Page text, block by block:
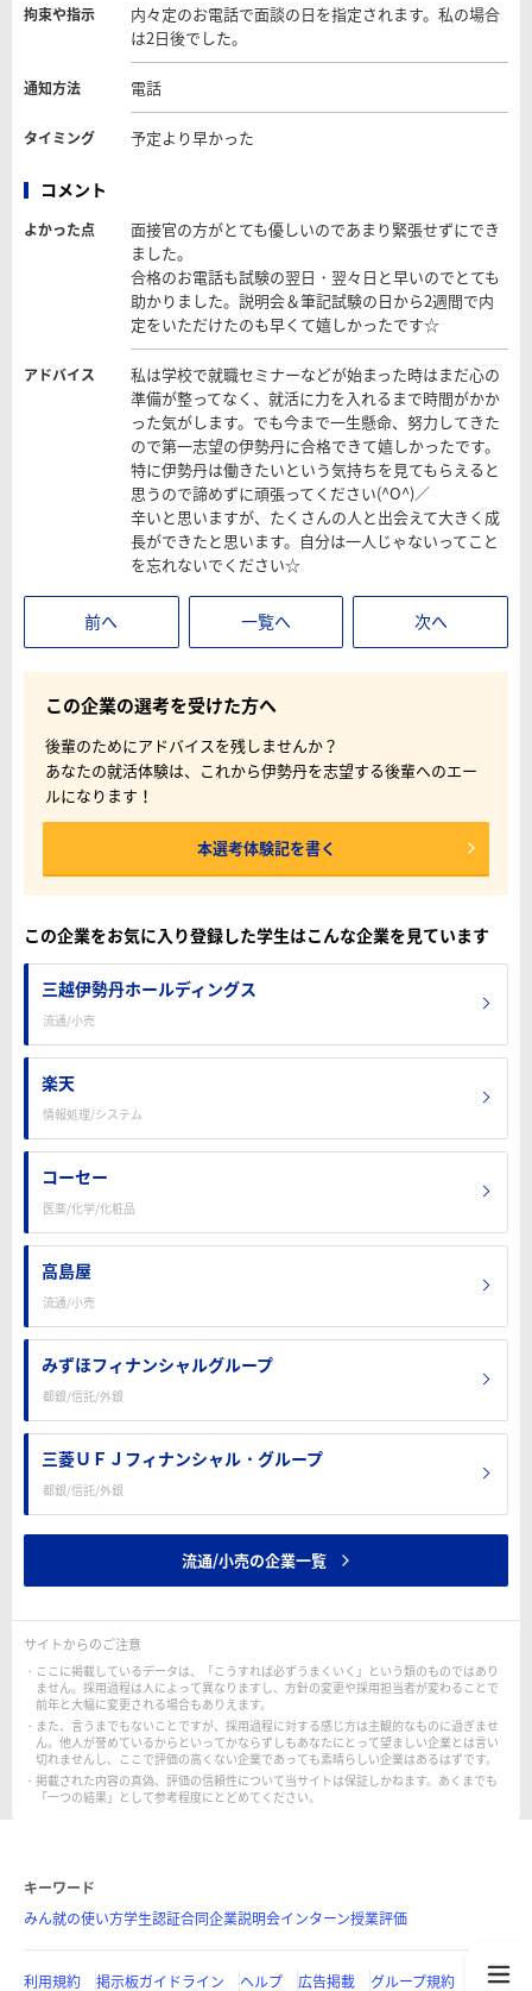
拘束や指示
内々定のお電話で面談の日を指定されます。私の場合
は2日後でした。
通知方法 電話
タイミング 予定より早かった
コメント
よかった点
面接官の方がとても優しいのであまり緊張せずにでき
ました。
合格のお電話も試験の翌日・翌々日と早いのでとても
助かりました。説明会＆筆記試験の日から2週間で内
定をいただけたのも早くて嬉しかったです☆
アドバイス
私は学校で就職セミナーなどが始まった時はまだ心の
準備が整ってなく、就活に力を入れるまで時間がかか
った気がします。でも今まで一生懸命、努力してきた
ので第一志望の伊勢丹に合格できて嬉しかったです。
特に伊勢丹は働きたいという気持ちを見てもらえると
思うので諦めずに頑張ってください(^O^)／
辛いと思いますが、たくさんの人と出会えて大きく成
長ができたと思います。自分は一人じゃないってこと
を忘れないでください☆
前へ 一覧へ 次へ
この企業の選考を受けた方へ
後輩のためにアドバイスを残しませんか？
あなたの就活体験は、これから伊勢丹を志望する後輩へのエー
ルになります！
本選考体験記を書く
この企業をお気に入り登録した学生はこんな企業を見ています
三越伊勢丹ホールディングス
流通/小売
楽天
情報処理/システム
コーセー
医薬/化学/化粧品
高島屋
流通/小売
みずほフィナンシャルグループ
都銀/信託/外銀
三菱ＵＦＪフィナンシャル・グループ
都銀/信託/外銀
流通/小売の企業一覧
サイトからのご注意
ここに掲載しているデータは、「こうすれば必ずうまくいく」という類のものではあり
ません。採用過程は人によって異なりますし、方針の変更や採用担当者が変わることで
前年と大幅に変更される場合もありえます。
また、言うまでもないことですが、採用過程に対する感じ方は主観的なものに過ぎませ
ん。他人が誉めているからといってかならずしもあなたにとって望ましい企業とは言い
切れませんし、ここで評価の高くない企業であっても素晴らしい企業はあるはずです。
掲載された内容の真偽、評価の信頼性について当サイトは保証しかねます。あくまでも
「一つの結果」として参考程度にとどめてください。
キーワード
みん就の使い方学生認証合同企業説明会インターン授業評価
利用規約 掲示板ガイドライン ヘルプ 広告掲載 グループ規約